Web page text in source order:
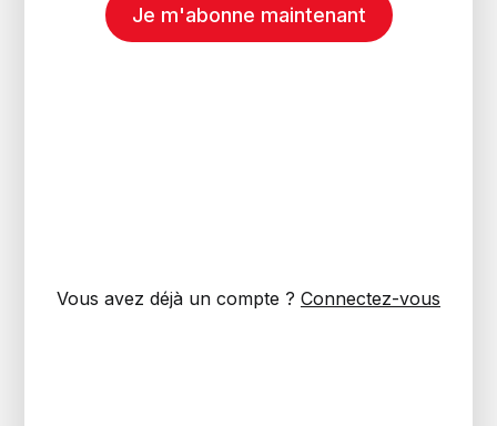
Je m'abonne maintenant
Vous avez déjà un compte ? Connectez-vous